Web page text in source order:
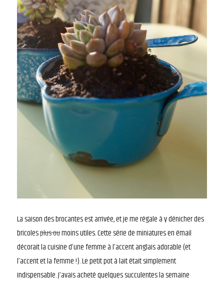
La saison des brocantes est arrivée, et je me régale à y dénicher des
bricolesplus oumoins utiles. Cette série de miniatures en émail
décorait la cuisine d’une femme à l’accent anglais adorable (et
l’accent et la femme !). Le petit pot à lait était simplement
indispensable. J’avais acheté quelques succulentes la semaine